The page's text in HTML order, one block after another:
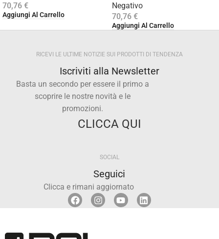
70,76 €
Aggiungi Al Carrello
Negativo
70,76 €
Aggiungi Al Carrello
RICEVI LE ULTIME NOTIZIE SUI PRODOTTI DI TENDENZA
Iscriviti alla Newsletter
Basta un secondo per essere il primo a
scoprire le nostre novità e le
promozioni.
CLICCA QUI
SOCIAL
Seguici
Clicca e rimani aggiornato